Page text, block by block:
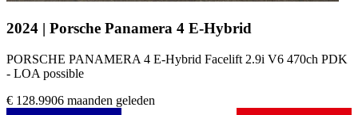
2024 | Porsche Panamera 4 E-Hybrid
PORSCHE PANAMERA 4 E-Hybrid Facelift 2.9i V6 470ch PDK
- LOA possible
€ 128.9906 maanden geleden